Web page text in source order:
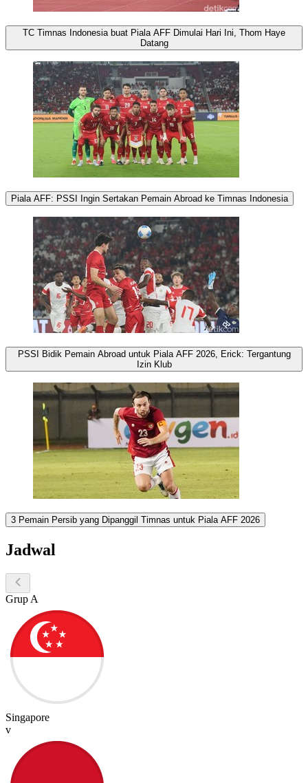
TC Timnas Indonesia buat Piala AFF Dimulai Hari Ini, Thom Haye
Datang
Piala AFF: PSSI Ingin Sertakan Pemain Abroad ke Timnas Indonesia
PSSI Bidik Pemain Abroad untuk Piala AFF 2026, Erick: Tergantung
Izin Klub
3 Pemain Persib yang Dipanggil Timnas untuk Piala AFF 2026
Jadwal
Grup A
Singapore
v